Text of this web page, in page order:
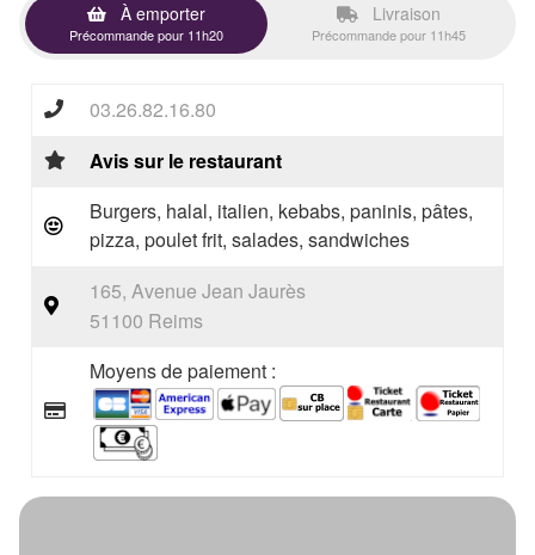
À emporter
Précommande pour 11h20
Livraison
Précommande pour 11h45
03.26.82.16.80
Avis sur le restaurant
Burgers, halal, italien, kebabs, paninis, pâtes,
pizza, poulet frit, salades, sandwiches
165, Avenue Jean Jaurès
51100 Reims
Moyens de paiement :